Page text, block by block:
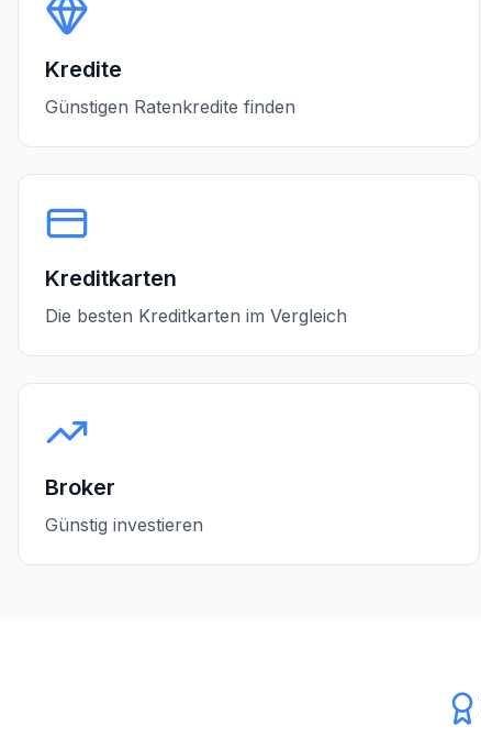
Kredite
Günstigen Ratenkredite finden
Kreditkarten
Die besten Kreditkarten im Vergleich
Broker
Günstig investieren